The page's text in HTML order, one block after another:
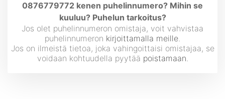
0876779772 kenen puhelinnumero? Mihin se
kuuluu? Puhelun tarkoitus?
Jos olet puhelinnumeron omistaja, voit vahvistaa
puhelinnumeron kirjoittamalla meille.
Jos on ilmeistä tietoa, joka vahingoittaisi omistajaa, se
voidaan kohtuudella pyytää poistamaan.